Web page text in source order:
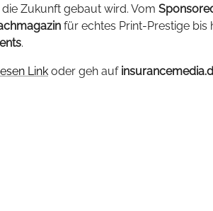
Zukunft gebaut wird. Vom
für echtes Print-Prestige bis
.
Link oder geh auf